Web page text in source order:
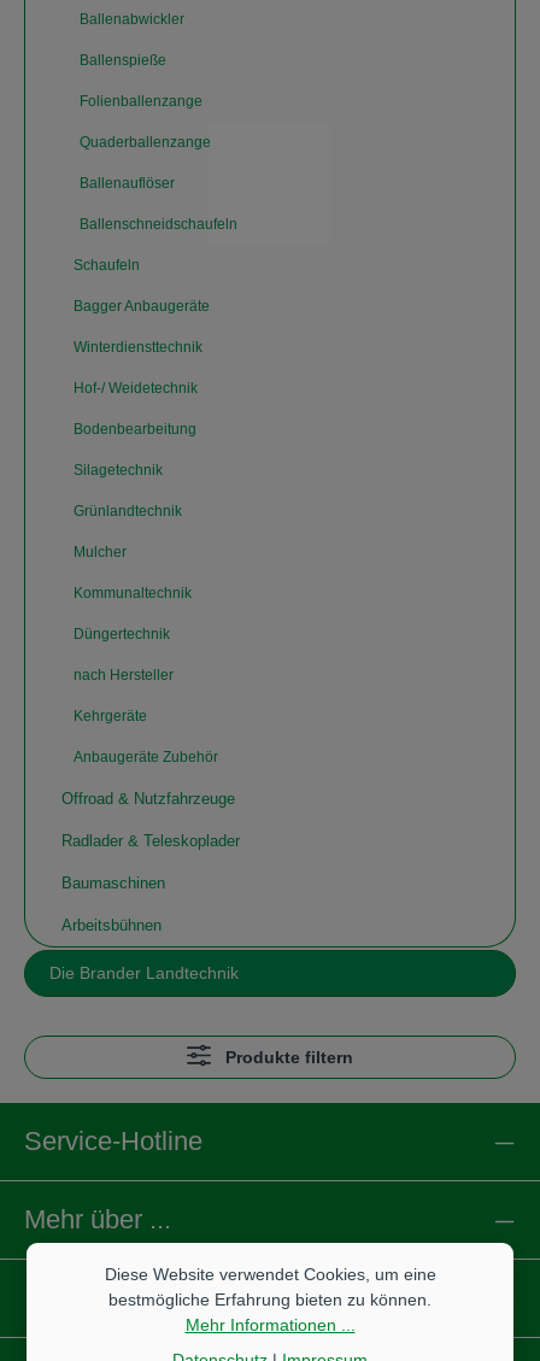
Ballenabwickler
Ballenspieße
Folienballenzange
Quaderballenzange
Ballenauflöser
Ballenschneidschaufeln
Schaufeln
Bagger Anbaugeräte
Winterdiensttechnik
Hof-/ Weidetechnik
Bodenbearbeitung
Silagetechnik
Grünlandtechnik
Mulcher
Kommunaltechnik
Düngertechnik
nach Hersteller
Kehrgeräte
Anbaugeräte Zubehör
Offroad & Nutzfahrzeuge
Radlader & Teleskoplader
Baumaschinen
Arbeitsbühnen
Die Brander Landtechnik
Produkte filtern
Service-Hotline
Mehr über ...
Informationen
Diese Website verwendet Cookies, um eine
bestmögliche Erfahrung bieten zu können.
Mehr Informationen ...